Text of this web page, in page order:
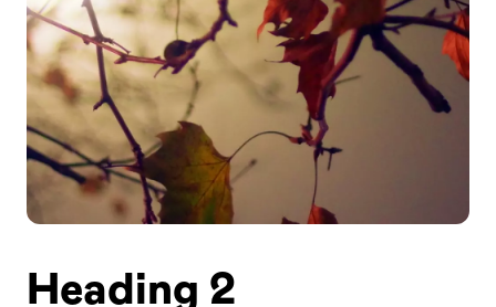
Heading 2